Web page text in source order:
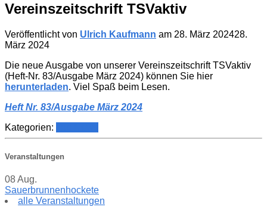
Vereinszeitschrift TSVaktiv
Veröffentlicht von Ulrich Kaufmann am 28. März 202428.
März 2024
Die neue Ausgabe von unserer Vereinszeitschrift TSVaktiv
(Heft-Nr. 83/Ausgabe März 2024) können Sie hier
herunterladen. Viel Spaß beim Lesen.
Heft Nr. 83/Ausgabe März 2024
Kategorien:
Veranstaltungen
08Aug.
Sauerbrunnenhockete
alle Veranstaltungen